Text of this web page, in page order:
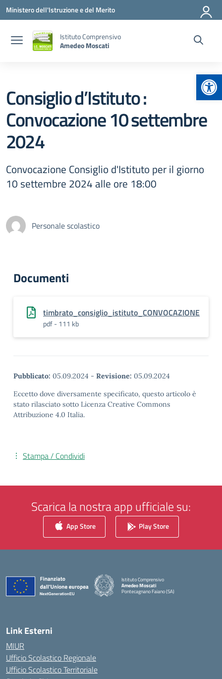
Vai ai contenuti
Vai al menu di navigazione
Vai al footer
Ministero dell'Istruzione e del Merito
Istituto Comprensivo
Amedeo Moscati
Consiglio d’Istituto :
Convocazione 10 settembre
2024
Convocazione Consiglio d'Istituto per il giorno
10 settembre 2024 alle ore 18:00
Personale scolastico
Documenti
timbrato_consiglio_istituto_CONVOCAZIONE
pdf - 111 kb
Pubblicato: 05.09.2024 - Revisione: 05.09.2024
Eccetto dove diversamente specificato, questo articolo è
stato rilasciato sotto Licenza Creative Commons
Attribuzione 4.0 Italia.
Stampa / Condividi
Scarica la nostra app ufficiale su:
App Store Play Store
Istituto Comprensivo
Amedeo Moscati
Pontecagnano Faiano (SA)
— Visita la pagina iniziale della scuola
Link Esterni
MIUR
Ufficio Scolastico Regionale
Ufficio Scolastico Territoriale